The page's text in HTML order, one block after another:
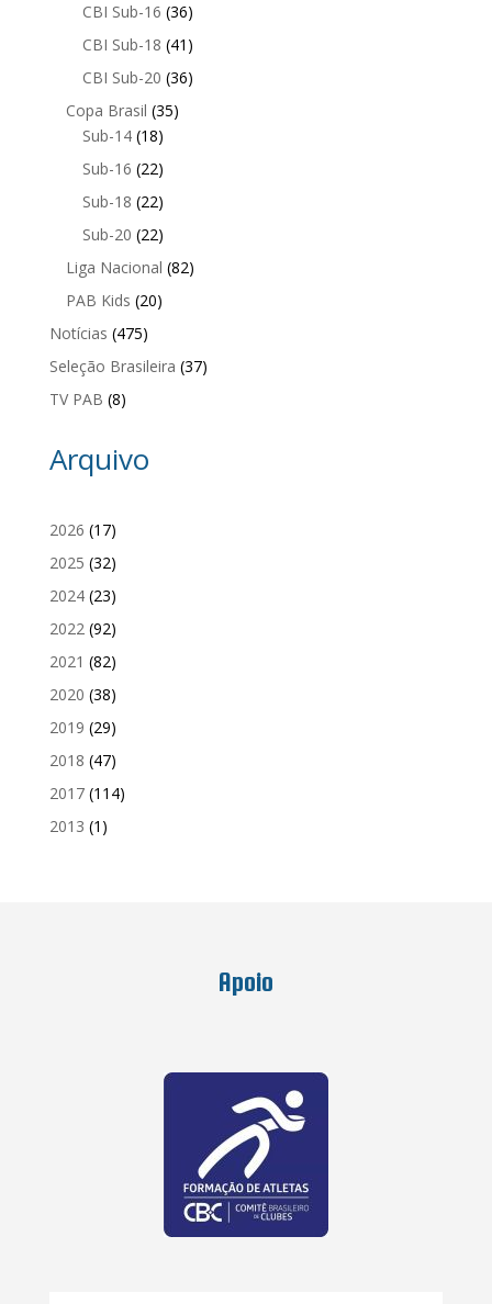
CBI Sub-16 (36)
CBI Sub-18 (41)
CBI Sub-20 (36)
Copa Brasil (35)
Sub-14(18)
Sub-16 (22)
Sub-18 (22)
Sub-20 (22)
Liga Nacional (82)
PAB Kids (20)
Notícias (475)
Seleção Brasileira (37)
TV PAB (8)
Arquivo
2026 (17)
2025 (32)
2024(23)
2022(92)
2021 (82)
2020 (38)
2019 (29)
2018 (47)
2017(114)
2013 (1)
Apoio